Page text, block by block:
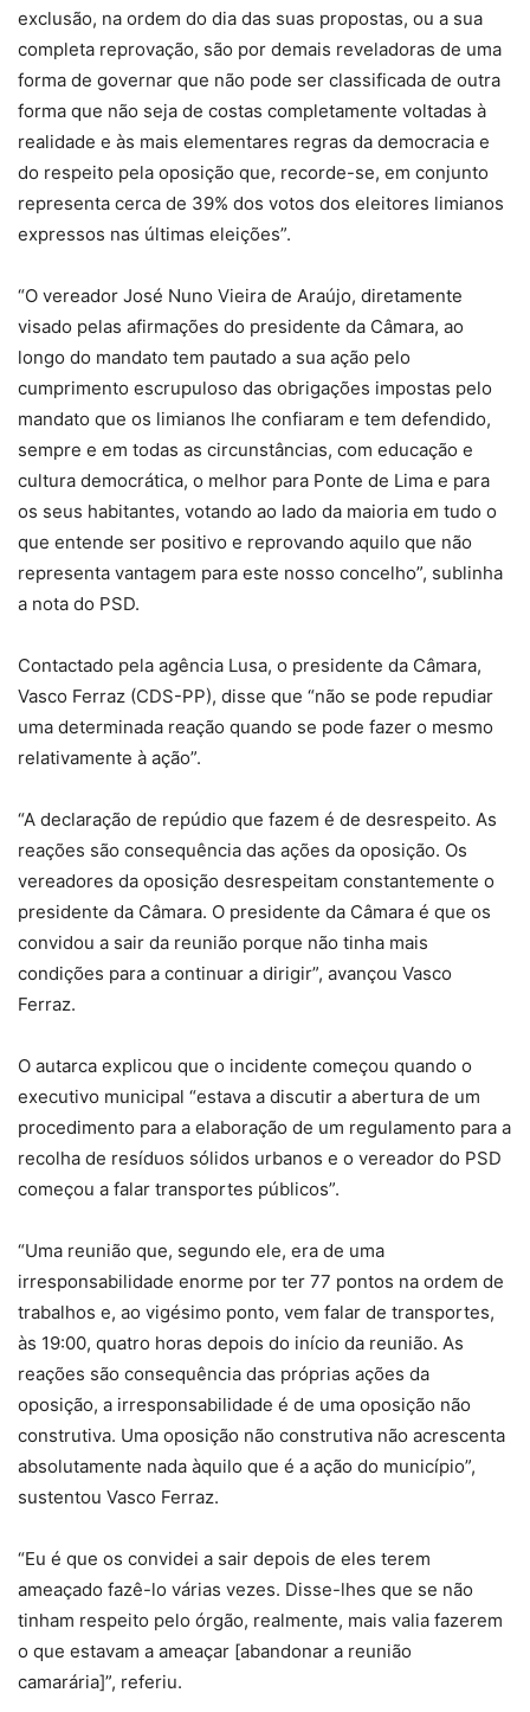
exclusão, na ordem do dia das suas propostas, ou a sua
completa reprovação, são por demais reveladoras de uma
forma de governar que não pode ser classificada de outra
forma que não seja de costas completamente voltadas à
realidade e às mais elementares regras da democracia e
do respeito pela oposição que, recorde-se, em conjunto
representa cerca de 39% dos votos dos eleitores limianos
expressos nas últimas eleições”.
“O vereador José Nuno Vieira de Araújo, diretamente
visado pelas afirmações do presidente da Câmara, ao
longo do mandato tem pautado a sua ação pelo
cumprimento escrupuloso das obrigações impostas pelo
mandato que os limianos lhe confiaram e tem defendido,
sempre e em todas as circunstâncias, com educação e
cultura democrática, o melhor para Ponte de Lima e para
os seus habitantes, votando ao lado da maioria em tudo o
que entende ser positivo e reprovando aquilo que não
representa vantagem para este nosso concelho”, sublinha
a nota do PSD.
Contactado pela agência Lusa, o presidente da Câmara,
Vasco Ferraz (CDS-PP), disse que “não se pode repudiar
uma determinada reação quando se pode fazer o mesmo
relativamente à ação”.
“A declaração de repúdio que fazem é de desrespeito. As
reações são consequência das ações da oposição. Os
vereadores da oposição desrespeitam constantemente o
presidente da Câmara. O presidente da Câmara é que os
convidou a sair da reunião porque não tinha mais
condições para a continuar a dirigir”, avançou Vasco
Ferraz.
O autarca explicou que o incidente começou quando o
executivo municipal “estava a discutir a abertura de um
procedimento para a elaboração de um regulamento para a
recolha de resíduos sólidos urbanos e o vereador do PSD
começou a falar transportes públicos”.
“Uma reunião que, segundo ele, era de uma
irresponsabilidade enorme por ter 77 pontos na ordem de
trabalhos e, ao vigésimo ponto, vem falar de transportes,
às 19:00, quatro horas depois do início da reunião. As
reações são consequência das próprias ações da
oposição, a irresponsabilidade é de uma oposição não
construtiva. Uma oposição não construtiva não acrescenta
absolutamente nada àquilo que é a ação do município”,
sustentou Vasco Ferraz.
“Eu é que os convidei a sair depois de eles terem
ameaçado fazê-lo várias vezes. Disse-lhes que se não
tinham respeito pelo órgão, realmente, mais valia fazerem
o que estavam a ameaçar [abandonar a reunião
camarária]”, referiu.